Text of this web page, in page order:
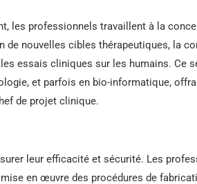
les professionnels travaillent à la
de nouvelles cibles thérapeutiques, la
essais cliniques sur les humains. Ce
et parfois en bio-informatique,
de projet clinique.
leur efficacité et sécurité. Les
en œuvre des procédures de